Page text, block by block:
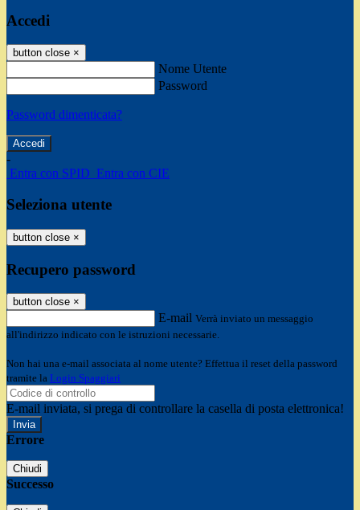
Accedi
button close ×
Nome Utente
Password
Password dimenticata?
-
Entra con SPID Entra con CIE
Seleziona utente
button close ×
Recupero password
button close ×
E-mail Verrà inviato un messaggio
all'indirizzo indicato con le istruzioni necessarie.
Non hai una e-mail associata al nome utente? Effettua il reset della password
tramite la Login Spaggiari
E-mail inviata, si prega di controllare la casella di posta elettronica!
Errore
Chiudi
Successo